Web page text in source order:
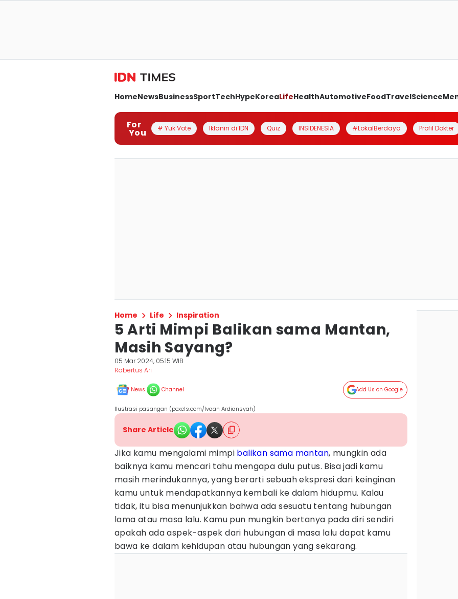
HomeNewsBusinessSportTechHypeKoreaLifeHealthAutomotiveFoodTravelScience
For
You # Yuk Vote Iklanin di IDN Quiz INSIDENESIA #LokalBerdaya Profil Dokter
Home Life Inspiration
5 Arti Mimpi Balikan sama Mantan,
Masih Sayang?
05 Mar 2024, 05:15 WIB
Robertus Ari
News Channel Add Us on Google
Ilustrasi pasangan (pexels.com/Ivaan Ardiansyah)
Share Article
Jika kamu mengalami mimpi balikan sama mantan, mungkin ada
baiknya kamu mencari tahu mengapa dulu putus. Bisa jadi kamu
masih merindukannya, yang berarti sebuah ekspresi dari keinginan
kamu untuk mendapatkannya kembali ke dalam hidupmu. Kalau
tidak, itu bisa menunjukkan bahwa ada sesuatu tentang hubungan
lama atau masa lalu. Kamu pun mungkin bertanya pada diri sendiri
apakah ada aspek-aspek dari hubungan di masa lalu dapat kamu
bawa ke dalam kehidupan atau hubungan yang sekarang.